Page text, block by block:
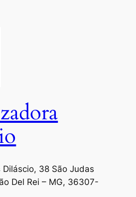
Diláscio, 38 São Judas
Del Rei – MG, 36307-